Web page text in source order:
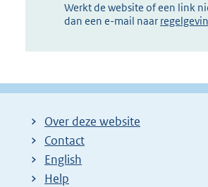
Werkt de website of een link
dan een e-mail naar
Over deze website
Contact
English
Help